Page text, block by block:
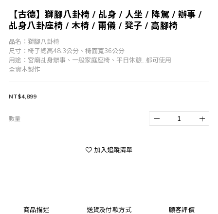
【古德】獅腳八卦椅 / 乩身 / 人坐 / 降駕 / 辦事 /
乩身八卦座椅 / 木椅 / 兩儀 / 凳子 / 高腳椅
品名：獅腳八卦椅
尺寸：椅子總高48.3公分、椅面寬36公分
用途：宮廟乩身辦事、一般家庭座椅、平日休憩...都可使用
全實木製作
NT$4,899
數量
加入追蹤清單
商品描述 送貨及付款方式 顧客評價